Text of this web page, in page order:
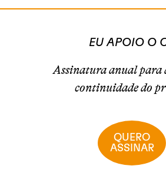
EU APOIO O
Assinatura anual para
continuidade do
QUERO
ASSINAR